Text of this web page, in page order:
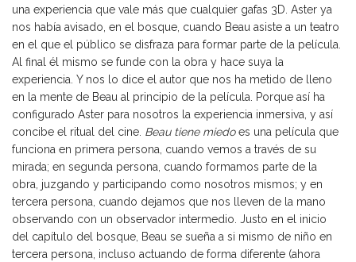
una experiencia que vale más que cualquier gafas 3D. Aster ya
nos había avisado, en el bosque, cuando Beau asiste a un teatro
en el que el público se disfraza para formar parte de la película.
Al final él mismo se funde con la obra y hace suya la
experiencia. Y nos lo dice el autor que nos ha metido de lleno
en la mente de Beau al principio de la película. Porque así ha
configurado Aster para nosotros la experiencia inmersiva, y así
concibe el ritual del cine. Beau tiene miedoes una película que
funciona en primera persona, cuando vemos a través de su
mirada; en segunda persona, cuando formamos parte de la
obra, juzgando y participando como nosotros mismos; y en
tercera persona, cuando dejamos que nos lleven de la mano
observando con un observador intermedio. Justo en el inicio
del capítulo del bosque, Beau se sueña a si mismo de niño en
tercera persona, incluso actuando de forma diferente (ahora